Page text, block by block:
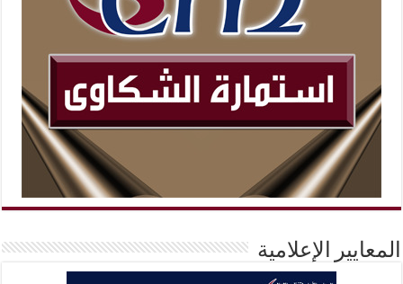
المعايير الإعلامية